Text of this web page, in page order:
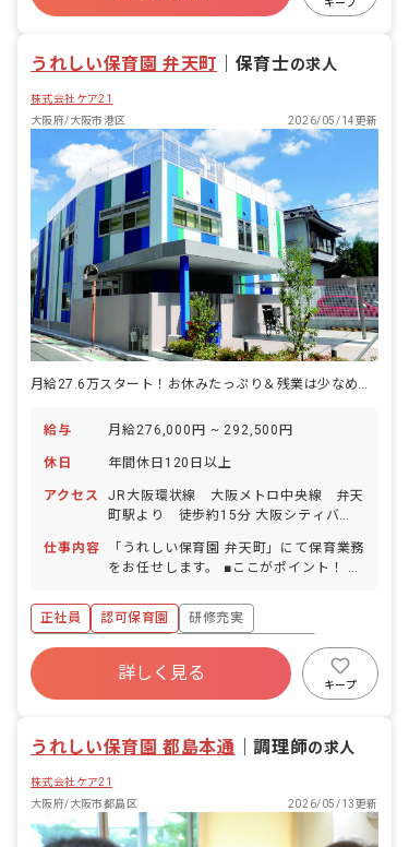
など） など
昇給昇進あり
うれしい保育園 弁天町 保育士の求人
株式会社ケア21
大阪府/大阪市港区
2026/05/14更新
月給27.6万スタート！お休みたっぷり＆残業は少なめ♪理想の働き方を
給与 月給276,000円 ~ 292,500円
休日 年間休日120日以上
アクセス
JR大阪環状線 大阪メトロ中央線 弁天
町駅より 徒歩約15分 大阪シティバ
転車通勤可（敷地内に駐輪スペース完
備）
仕事内容
「うれしい保育園 弁天町」にて保育業務
をお任せします。 ■ここがポイント！ 認
保育園での経験・未経験を問わず大歓迎
です。 子どもたちへの丁寧なかかわりを
常に研究すると同時に、幼児クラスの子
どもたちへのオリジナルの教育プログラ
ムも導入している保育園になります。 ケ
ア21の「人を大事にし、人を育てる」と
び、成長し、喜び合える環境の職場で
正社員 認可保育園
研修充実
ボーナス・賞与あり
年間休日120日以上
寮・住宅・家賃補助あり
社会保険完備
詳しく見る
キープ
うれしい保育園 都島本通 ｜調理師の求人
株式会社ケア21
大阪府/大阪市都島区
2026/05/13更新